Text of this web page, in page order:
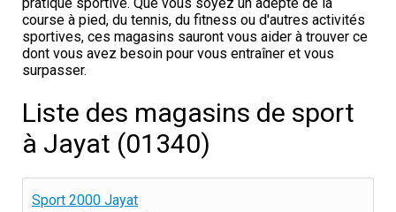
course à pied, du tennis, du fitness ou d'autres activités
sportives, ces magasins sauront vous aider à trouver ce
dont vous avez besoin pour vous entraîner et vous
surpasser.
Liste des magasins de sport
à Jayat (01340)
Sport 2000 Jayat